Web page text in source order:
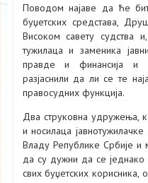
Поводом најаве да ће
буџетских средстава,
Високом савету судства
тужилаца и заменика
правде и финансија и
разјаснили да ли се те
правосудних функција.
Два струковна удружења,
и носилаца
Владу Републике Србије и
да су дужни да се једнако
свих буџетских корисника,